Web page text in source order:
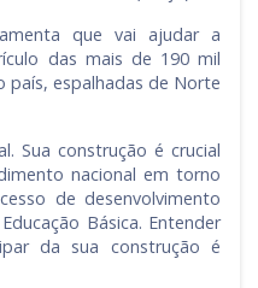
que vai ajudar a
das mais de 190 mil
país, espalhadas de Norte
Sua construção é crucial
nacional em torno
de desenvolvimento
Básica. Entender
da sua construção é